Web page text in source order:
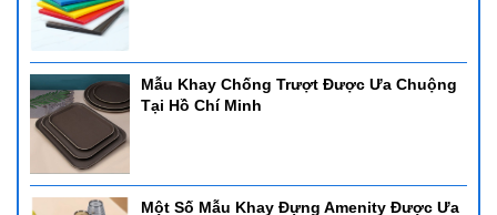
Mẫu Khay Chống Trượt Được Ưa Chuộng
Tại Hồ Chí Minh
Một Số Mẫu Khay Đựng Amenity Được Ưa